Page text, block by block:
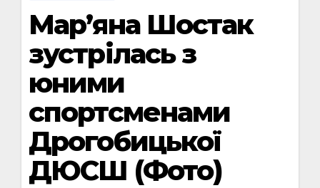
Мар’яна Шостак
зустрілась з
юними
спортсменами
Дрогобицької
ДЮСШ (Фото)